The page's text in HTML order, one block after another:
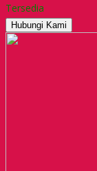
Tersedia
Hubungi Kami